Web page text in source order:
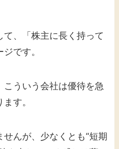
、「株主に長く持って
です。
ういう会社は優待を急
す。
んが、少なくとも“短期